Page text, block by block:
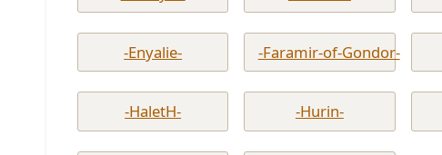
-Enyalie- -Faramir-of-Gondor-
-HaletH- -Hurin-